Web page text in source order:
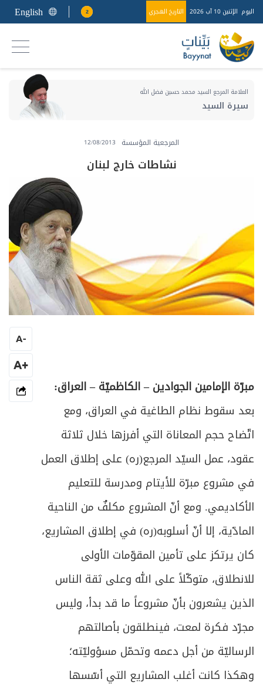
اليوم الإثنين 10 آب 2026 التاريخ الهجري 2
English
العلامة المرجع السيد محمد حسين فضل الله
سيرة السيد
المرجعية المؤسسة 12/08/2013
نشاطات خارج لبنان
مبرّة الإمامين الجوادين – الكاظميّة – العراق:
بعد سقوط نظام الطاغية في العراق، ومع
اتّضاح حجم المعاناة التي أفرزها خلال ثلاثة
عقود، عمل السيّد المرجع(ره) على إطلاق العمل
في مشروع مبرّة للأيتام ومدرسة للتعليم
الأكاديمي. ومع أنّ المشروع مكلفٌ من الناحية
المادّية، إلا أنّ أسلوبه(ره) في إطلاق المشاريع،
كان يرتكز على تأمين المقوّمات الأولى
للانطلاق، متوكّلاً على الله وعلى ثقة الناس
الذين يشعرون بأنّ مشروعاً ما قد بدأ، وليس
مجرّد فكرة لمعت، فينطلقون بأصالتهم
الرساليّة من أجل دعمه وتحمّل مسؤوليّته؛
وهكذا كانت أغلب المشاريع التي أسّسها
-
A
+A